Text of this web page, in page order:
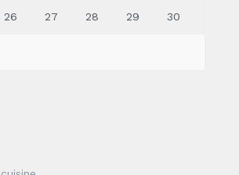
26 27 28 29 30